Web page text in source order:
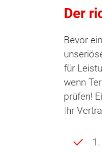
Der
Bevor
für
wenn
prüfen!
Ihr